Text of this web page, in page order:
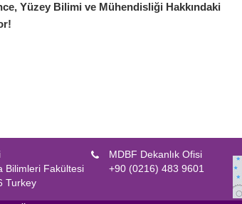
Yüzey Bilimi ve Mühendisliği Hakkındaki
Bilimleri Fakültesi
Turkey
MDBF Dekanlık Ofisi
+90 (0216) 483 9601